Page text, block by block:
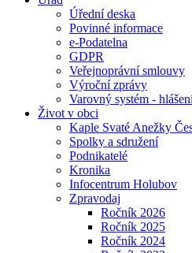
Úřední deska
Povinné informace
e-Podatelna
GDPR
Veřejnoprávní smlouvy
Výroční zprávy
Varovný systém -
Život v obci
Kaple Svaté Anežky
Spolky a sdružení
Podnikatelé
Kronika
Infocentrum Holubov
Zpravodaj
Ročník 2026
Ročník 2025
Ročník 2024